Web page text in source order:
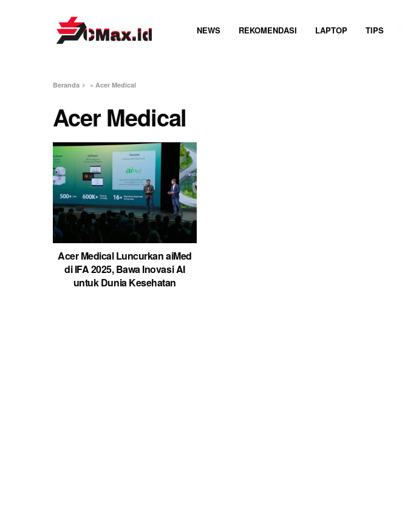
NEWS REKOMENDASI LAPTOP TIPS
Beranda » Acer Medical
Acer Medical
Acer Medical Luncurkan aiMed
di IFA 2025, Bawa Inovasi AI
untuk Dunia Kesehatan